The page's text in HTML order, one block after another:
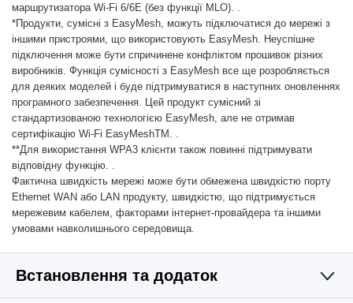
маршрутизатора Wi-Fi 6/6E (без функції MLO). .
*Продукти, сумісні з EasyMesh, можуть підключатися до мережі з
іншими пристроями, що використовують EasyMesh. Неуспішне
підключення може бути спричинене конфліктом прошивок різних
виробників. Функція сумісності з EasyMesh все ще розробляється
для деяких моделей і буде підтримуватися в наступних оновленнях
програмного забезпечення. Цей продукт сумісний зі
стандартизованою технологією EasyMesh, але не отримав
сертифікацію Wi-Fi EasyMeshTM. .
**Для використання WPA3 клієнти також повинні підтримувати
відповідну функцію. .
Фактична швидкість мережі може бути обмежена швидкістю порту
Ethernet WAN або LAN продукту, швидкістю, що підтримується
мережевим кабелем, факторами інтернет-провайдера та іншими
умовами навколишнього середовища.
Встановлення та додаток